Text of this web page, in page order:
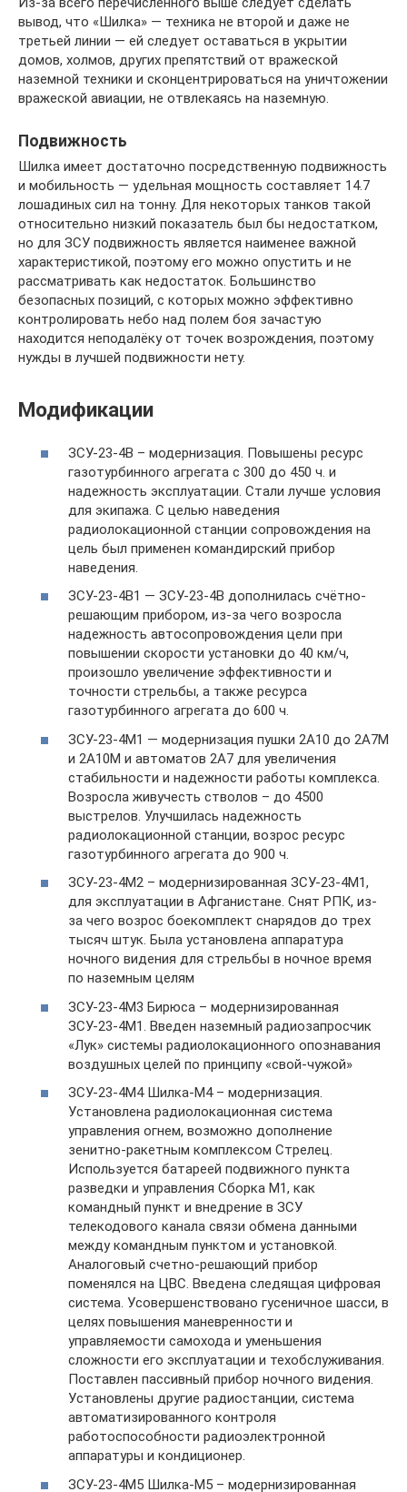
вывод, что «Шилка» — техника не второй и даже не
третьей линии — ей следует оставаться в укрытии
домов, холмов, других препятствий от вражеской
наземной техники и сконцентрироваться на уничтожении
вражеской авиации, не отвлекаясь на наземную.
Подвижность
Шилка имеет достаточно посредственную подвижность
и мобильность — удельная мощность составляет 14.7
лошадиных сил на тонну. Для некоторых танков такой
относительно низкий показатель был бы недостатком,
но для ЗСУ подвижность является наименее важной
характеристикой, поэтому его можно опустить и не
рассматривать как недостаток. Большинство
безопасных позиций, с которых можно эффективно
контролировать небо над полем боя зачастую
находится неподалёку от точек возрождения, поэтому
нужды в лучшей подвижности нету.
Модификации
ЗСУ-23-4В – модернизация. Повышены ресурс
газотурбинного агрегата с 300 до 450 ч. и
надежность эксплуатации. Стали лучше условия
для экипажа. С целью наведения
радиолокационной станции сопровождения на
цель был применен командирский прибор
наведения.
ЗСУ-23-4В1 — ЗСУ-23-4В дополнилась счётно-
решающим прибором, из-за чего возросла
надежность автосопровождения цели при
повышении скорости установки до 40 км/ч,
произошло увеличение эффективности и
точности стрельбы, а также ресурса
газотурбинного агрегата до 600 ч.
ЗСУ-23-4М1 — модернизация пушки 2А10 до 2А7М
и 2А10М и автоматов 2А7 для увеличения
стабильности и надежности работы комплекса.
Возросла живучесть стволов – до 4500
выстрелов. Улучшилась надежность
радиолокационной станции, возрос ресурс
газотурбинного агрегата до 900 ч.
ЗСУ-23-4М2 – модернизированная ЗСУ-23-4М1,
для эксплуатации в Афганистане. Снят РПК, из-
за чего возрос боекомплект снарядов до трех
тысяч штук. Была установлена аппаратура
ночного видения для стрельбы в ночное время
по наземным целям
ЗСУ-23-4М3 Бирюса – модернизированная
ЗСУ-23-4М1. Введен наземный радиозапросчик
«Лук» системы радиолокационного опознавания
воздушных целей по принципу «свой-чужой»
ЗСУ-23-4М4 Шилка-М4 – модернизация.
Установлена радиолокационная система
управления огнем, возможно дополнение
зенитно-ракетным комплексом Стрелец.
Используется батареей подвижного пункта
разведки и управления Сборка М1, как
командный пункт и внедрение в ЗСУ
телекодового канала связи обмена данными
между командным пунктом и установкой.
Аналоговый счетно-решающий прибор
поменялся на ЦВС. Введена следящая цифровая
система. Усовершенствовано гусеничное шасси, в
целях повышения маневренности и
управляемости самохода и уменьшения
сложности его эксплуатации и техобслуживания.
Поставлен пассивный прибор ночного видения.
Установлены другие радиостанции, система
автоматизированного контроля
работоспособности радиоэлектронной
аппаратуры и кондиционер.
ЗСУ-23-4М5 Шилка-М5 – модернизированная